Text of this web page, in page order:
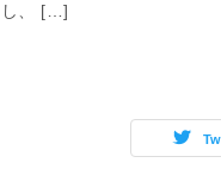
し、 […]